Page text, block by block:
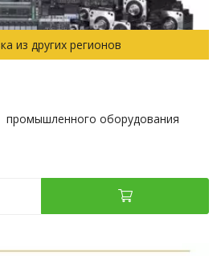
из других регионов
оборудования